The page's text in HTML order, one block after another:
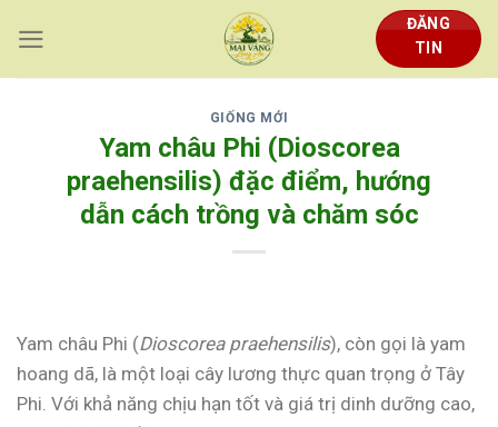
content
ĐĂNG
TIN
GIỐNG MỚI
Yam châu Phi (Dioscorea
praehensilis) đặc điểm, hướng
dẫn cách trồng và chăm sóc
Yam châu Phi (Dioscorea praehensilis), còn gọi là yam
hoang dã, là một loại cây lương thực quan trọng ở Tây
Phi. Với khả năng chịu hạn tốt và giá trị dinh dưỡng cao,